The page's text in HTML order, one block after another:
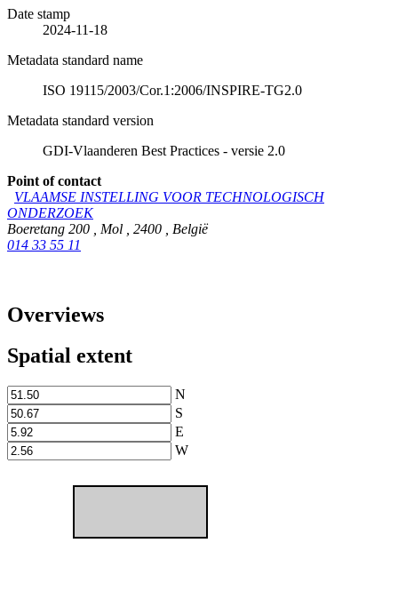
Date stamp
2024-11-18
Metadata standard name
ISO 19115/2003/Cor.1:2006/INSPIRE-TG2.0
Metadata standard version
GDI-Vlaanderen Best Practices - versie 2.0
Point of contact
VLAAMSE INSTELLING VOOR TECHNOLOGISCH
ONDERZOEK
Boeretang 200
Mol 2400
België
014 33 55 11
Overviews
Spatial extent
N
S
E
W